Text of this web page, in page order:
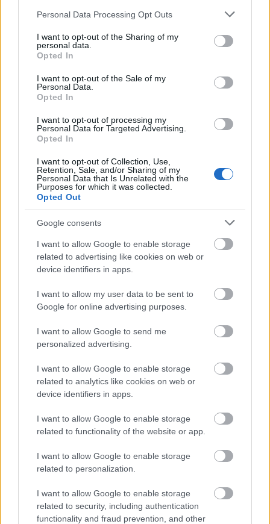
Please note that this website/app uses one or more Google
not limited to your visit or usage behaviour. You may click to
grant or deny consent to Google and its third-party tags to
use your data for below specified purposes in below Google
consent section.
Personal Data Processing Opt Outs
I want to opt-out of the Sharing of my
personal data.
Opted In
I want to opt-out of the Sale of my
Personal Data.
Opted In
I want to opt-out of processing my
Personal Data for Targeted Advertising.
Opted In
I want to opt-out of Collection, Use,
Retention, Sale, and/or Sharing of my
Personal Data that Is Unrelated with the
Purposes for which it was collected.
Opted Out
Google consents
I want to allow Google to enable storage
related to advertising like cookies on web or
device identifiers in apps.
I want to allow my user data to be sent to
Google for online advertising purposes.
I want to allow Google to send me
personalized advertising.
I want to allow Google to enable storage
related to analytics like cookies on web or
device identifiers in apps.
I want to allow Google to enable storage
related to functionality of the website or app.
I want to allow Google to enable storage
related to personalization.
I want to allow Google to enable storage
related to security, including authentication
functionality and fraud prevention, and other
Whoopy Goldberg
sikerre a filmvásznon. A vérbő, nagyszájú és
humoros színes bőrű nő "világát"Nádasi Veronika
nagyon is magáénak érzi és
hasonlóan örül annak, hogy eljátszhatja a
musicalben is hatalmas sikert arató karaktert.
"Egy komplett pszichológiai könyvet megérne az a
rengeteg érzés, ami ezzel a szereppel kapcsolatban
hozzám, eddig azonban nem játszottam ilyen típusú
karaktert, épp ezért féltem is attól, hogy meg tudom-e
csinálni. Tudok-e majd jól hozni egy ennyire harsány és
minden feloldódott ebből a kételyből!”- mondta el
Nádasi Veronika.